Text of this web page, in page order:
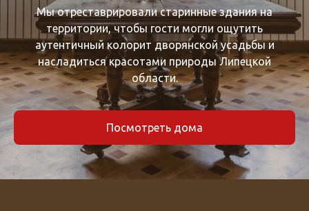
Мы отреставрировали старинные здания на
территории, чтобы гости могли ощутить
аутентичный колорит дворянской усадьбы и
насладиться красотами природы Липецкой
области.
Посмотреть дома